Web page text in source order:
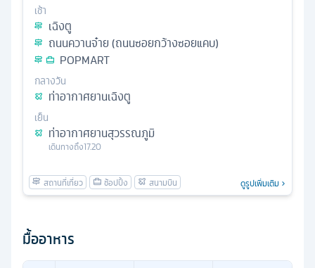
เช้า
เฉิงตู
ถนนควานจ๋าย (ถนนซอยกว้างซอยแคบ)
POPMART
กลางวัน
ท่าอากาศยานเฉิงตู
เย็น
ท่าอากาศยานสุวรรณภูมิ
เดินทางถึง17.20
ดูรูปเพิ่มเติม
มื้ออาหาร